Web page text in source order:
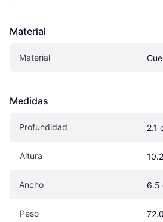
Material
Material
Medidas
Profundidad 2.1
Altura
Ancho 6.5
Peso